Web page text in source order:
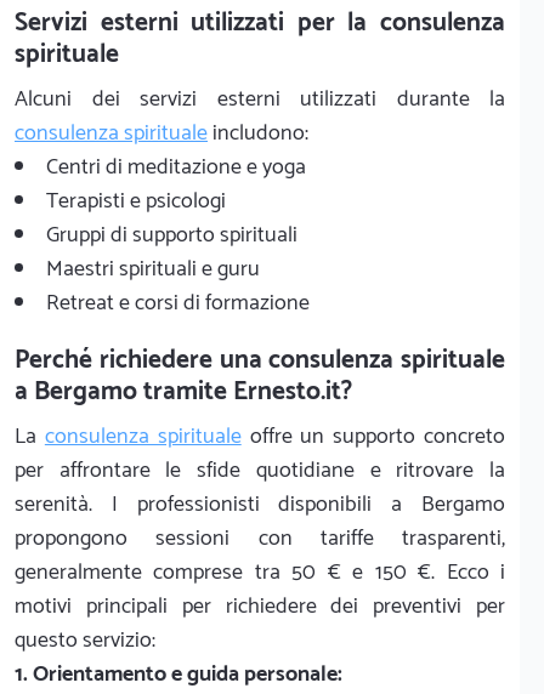
Servizi esterni utilizzati per la consulenza
spirituale
Alcuni dei servizi esterni utilizzati durante la
consulenza spiritualeincludono:
Centri di meditazione e yoga
Terapisti e psicologi
Gruppi di supporto spirituali
Maestri spirituali e guru
Retreat e corsi di formazione
Perché richiedere una consulenza spirituale
a Bergamo tramite Ernesto.it?
Laconsulenza spiritualeoffre un supporto concreto
per affrontare le sfide quotidiane e ritrovare la
serenità. I professionisti disponibili a Bergamo
propongono sessioni con tariffe trasparenti,
generalmente comprese tra 50 € e 150 €. Ecco i
motivi principali per richiedere dei preventivi per
questo servizio:
1. Orientamento e guida personale: